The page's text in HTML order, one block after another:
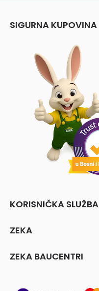
SIGURNA KUPOVINA
KORISNIČKA SLUŽBA
ZEKA
ZEKA BAUCENTRI